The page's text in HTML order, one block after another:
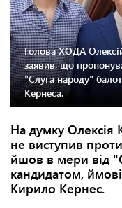
Голова ХОДА
заявив, що
"Слуга народу"
Кернеса.
На думку Олексія
не виступив
йшов в мери від
кандидатом,
Кирило Кернес.